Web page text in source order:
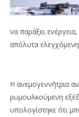
να παράξει
απόλυτα
Η ανεμογεννήτρια
ρυμουλκούμενη
υπολογίστηκε ότι